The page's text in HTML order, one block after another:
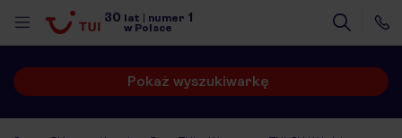
30 lat numer 1
w Polsce
Pokaż wyszukiwarkę